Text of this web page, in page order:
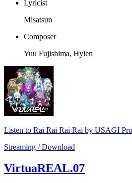
Lyricist
Misatsun
Composer
Yuu Fujishima, Hylen
Listen to Rai Rai Rai Rai by USAGI
Streaming / Download
VirtuaREAL.07